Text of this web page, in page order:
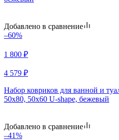
Добавлено в сравнение
–60%
1 800 ₽
4 579 ₽
Набор ковриков для ванной и
50х80, 50х60 U-shape, бежевый
Добавлено в сравнение
–41%